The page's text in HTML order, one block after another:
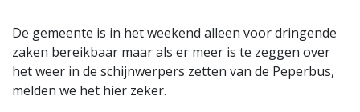
De gemeente is in het weekend alleen voor dringende
zaken bereikbaar maar als er meer is te zeggen over
het weer in de schijnwerpers zetten van de Peperbus,
melden we het hier zeker.